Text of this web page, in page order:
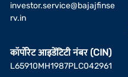
investor.service@bajajfinse
rv.in
कॉर्पोरेट आइडेंटिटी नंबर (CIN)
L65910MH1987PLC042961